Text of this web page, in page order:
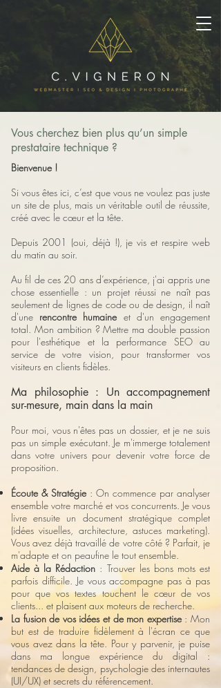
Vous cherchez bien plus qu’un simple
prestataire technique ?
Bienvenue !
Si vous êtes ici, c’est que vous ne voulez pas juste
un site de plus, mais un véritable outil de réussite,
créé avec le cœur et la tête.
Depuis 2001 (oui, déjà !), je vis et respire web
du matin au soir.
Au fil de ces 20 ans d’expérience, j'ai appris une
chose essentielle : un projet réussi ne naît pas
seulement de lignes de code ou de design, il naît
d'une rencontre humaine et d'un engagement
total. Mon ambition ? Mettre ma double passion
pour l'esthétique et la performance SEO au
service de votre vision, pour transformer vos
visiteurs en clients fidèles.
Ma philosophie : Un accompagnement
sur-mesure, main dans la main
Pour moi, vous n'êtes pas un dossier, et je ne suis
pas un simple exécutant. Je m'immerge totalement
dans votre univers pour devenir votre force de
proposition.
Écoute & Stratégie: On commence par analyser
ensemble votre marché et vos concurrents. Je vous
livre ensuite un document stratégique complet
(idées visuelles, architecture, astuces marketing).
Vous avez déjà travaillé de votre côté ? Parfait, je
m'adapte et on peaufine le tout ensemble.
Aide à la Rédaction : Trouver les bons mots est
parfois difficile. Je vous accompagne pas à pas
pour que vos textes touchent le cœur de vos
clients... et plaisent aux moteurs de recherche.
La fusion de vos idées et de mon expertise : Mon
but est de traduire fidèlement à l'écran ce que
vous avez dans la tête. Pour y parvenir, je puise
dans ma longue expérience du digital :
tendances de design, psychologie des internautes
(UI/UX) et secrets du référencement.